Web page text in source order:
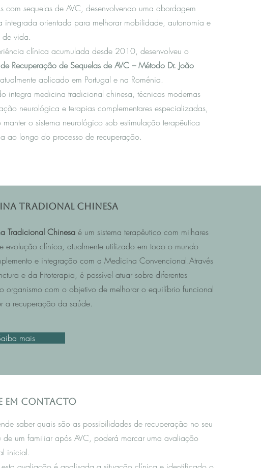
com sequelas de AVC, desenvolvendo uma abordagem
integrada orientada para melhorar mobilidade, autonomia e
vida.
clínica acumulada desde 2010, desenvolveu o
Recuperação de Sequelas de AVC – Método Dr. João
aplicado em Portugal e na Roménia.
integra medicina tradicional chinesa, técnicas modernas
neurológica e terapias complementares especializadas,
manter o sistema neurológico sob estimulação terapêutica
ao longo do processo de recuperação.
Tradional Chinesa
Tradicional Chinesa é um sistema terapêutico com milhares
evolução clínica, atualmente utilizado em todo o mundo
e integração com a Medicina Convencional.Através
e da Fitoterapia, é possível atuar sobre diferentes
organismo com o objetivo de melhorar o equilíbrio funcional
a recuperação da saúde.
mais
em contacto
saber quais são as possibilidades de recuperação no seu
de um familiar após AVC, poderá marcar uma avaliação
inicial.